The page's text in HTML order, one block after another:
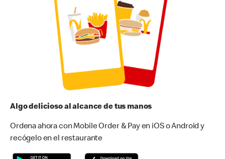
Algo delicioso al alcance de tus manos
Ordena ahora con Mobile Order & Pay en iOS o Android y
recógelo en el restaurante